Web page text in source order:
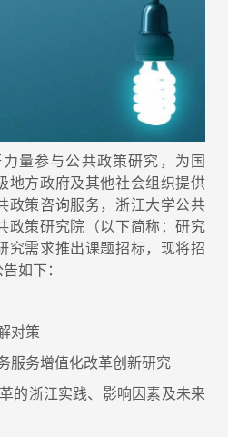
量参与公共政策研究，为国
地方政府及其他社会组织提供
政策咨询服务，浙江大学公共
政策研究院（以下简称：研究
究需求推出课题招标，现将招
如下：
对策
服务增值化改革创新研究
的浙江实践、影响因素及未来